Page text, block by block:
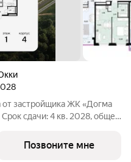
от застройщика ЖК «Догма
сдачи: 4 кв. 2028, общей
Жилой комплекс
Позвоните мне